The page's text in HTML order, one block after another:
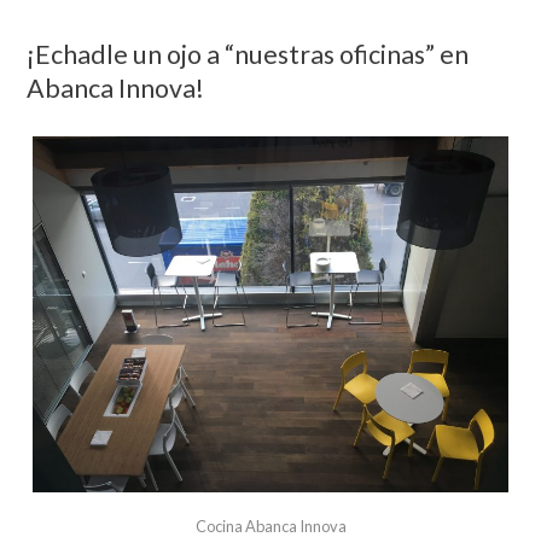
¡Echadle un ojo a “nuestras oficinas” en
Abanca Innova!
Cocina Abanca Innova